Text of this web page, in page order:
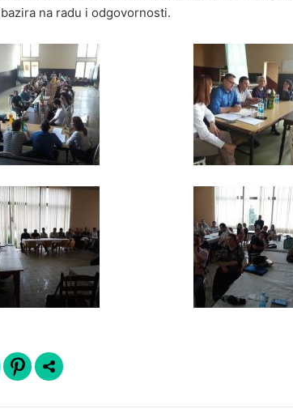
na radu i odgovornosti.